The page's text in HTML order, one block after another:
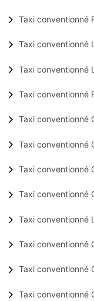
Taxi conventionné
Taxi conventionné
Taxi conventionné
Taxi conventionné
Taxi conventionné
Taxi conventionné
Taxi conventionné
Taxi conventionné
Taxi conventionné
Taxi conventionné
Taxi conventionné
Taxi conventionné